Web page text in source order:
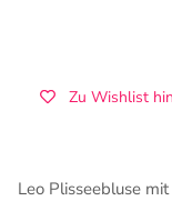
Zu Wishlist
Leo Plisseebluse